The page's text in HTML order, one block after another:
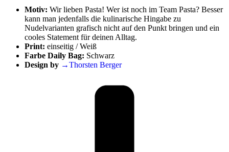
Motiv: Wir lieben Pasta! Wer ist noch im Team Pasta? Besser
kann man jedenfalls die kulinarische Hingabe zu
Nudelvarianten grafisch nicht auf den Punkt bringen und ein
cooles Statement für deinen Alltag.
Print: einseitig / Weiß
Farbe Daily Bag: Schwarz
Design by →Thorsten Berger